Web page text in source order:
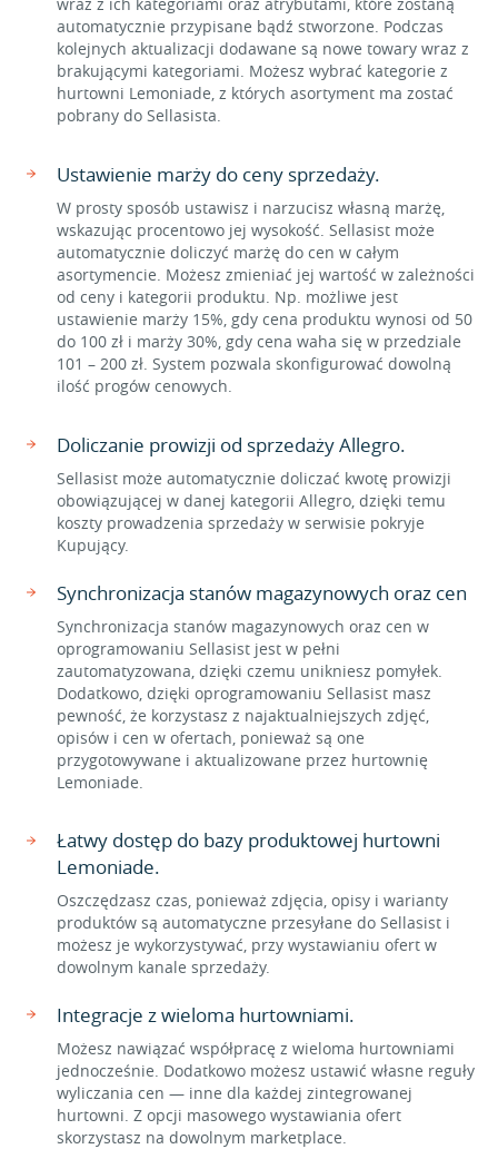
automatycznie przypisane bądź stworzone. Podczas
kolejnych aktualizacji dodawane są nowe towary wraz z
brakującymi kategoriami. Możesz wybrać kategorie z
hurtowni Lemoniade, z których asortyment ma zostać
pobrany do Sellasista.
Ustawienie marży do ceny sprzedaży.
W prosty sposób ustawisz i narzucisz własną marżę,
wskazując procentowo jej wysokość. Sellasist może
automatycznie doliczyć marżę do cen w całym
asortymencie. Możesz zmieniać jej wartość w zależności
od ceny i kategorii produktu. Np. możliwe jest
ustawienie marży 15%, gdy cena produktu wynosi od 50
do 100 zł i marży 30%, gdy cena waha się w przedziale
101 – 200 zł. System pozwala skonfigurować dowolną
ilość progów cenowych.
Doliczanie prowizji od sprzedaży Allegro.
Sellasist może automatycznie doliczać kwotę prowizji
obowiązującej w danej kategorii Allegro, dzięki temu
koszty prowadzenia sprzedaży w serwisie pokryje
Kupujący.
Synchronizacja stanów magazynowych oraz cen
Synchronizacja stanów magazynowych oraz cen w
oprogramowaniu Sellasist jest w pełni
zautomatyzowana, dzięki czemu unikniesz pomyłek.
Dodatkowo, dzięki oprogramowaniu Sellasist masz
pewność, że korzystasz z najaktualniejszych zdjęć,
opisów i cen w ofertach, ponieważ są one
przygotowywane i aktualizowane przez hurtownię
Lemoniade.
Łatwy dostęp do bazy produktowej hurtowni
Lemoniade.
Oszczędzasz czas, ponieważ zdjęcia, opisy i warianty
produktów są automatyczne przesyłane do Sellasist i
możesz je wykorzystywać, przy wystawianiu ofert w
dowolnym kanale sprzedaży.
Integracje z wieloma hurtowniami.
Możesz nawiązać współpracę z wieloma hurtowniami
jednocześnie. Dodatkowo możesz ustawić własne reguły
wyliczania cen — inne dla każdej zintegrowanej
hurtowni. Z opcji masowego wystawiania ofert
skorzystasz na dowolnym marketplace.